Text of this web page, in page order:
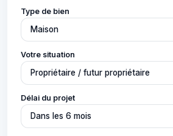
Type de bien
Votre situation
Délai du projet